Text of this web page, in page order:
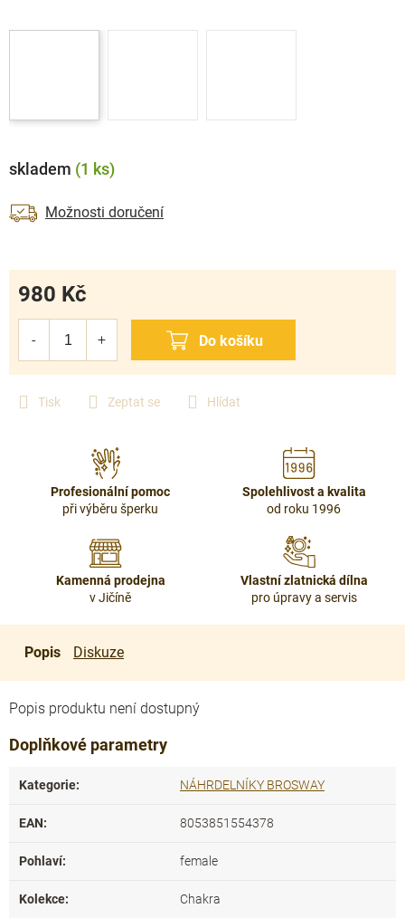
Tisk Zeptat se Hlídat
skladem (1 ks)
Možnosti doručení
980 Kč
Profesionální pomoc
při výběru šperku
Spolehlivost a kvalita
od roku 1996
Kamenná prodejna
v Jičíně
Vlastní zlatnická dílna
pro úpravy a servis
Popis Diskuze
Popis produktu není dostupný
Doplňkové parametry
Kategorie: NÁHRDELNÍKY BROSWAY
EAN: 8053851554378
Pohlaví: female
Kolekce: Chakra